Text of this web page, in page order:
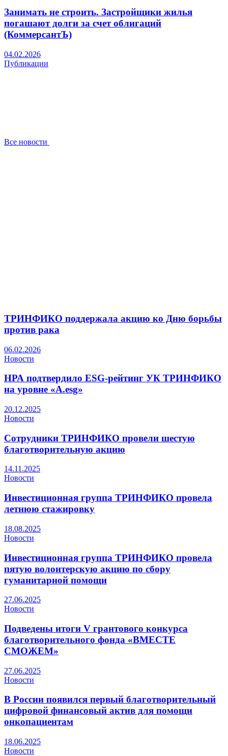
Занимать не строить. Застройщики жилья
погашают долги за счет облигаций
(КоммерсантЪ)
04.02.2026
Публикации
Все новости
ТРИНФИКО поддержала акцию ко Дню борьбы
против рака
06.02.2026
Новости
НРА подтвердило ESG-рейтинг УК ТРИНФИКО
на уровне «A.esg»
20.12.2025
Новости
Сотрудники ТРИНФИКО провели шестую
благотворительную акцию
14.11.2025
Новости
Инвестиционная группа ТРИНФИКО провела
летнюю стажировку
18.08.2025
Новости
Инвестиционная группа ТРИНФИКО провела
пятую волонтерскую акцию по сбору
гуманитарной помощи
27.06.2025
Новости
Подведены итоги V грантового конкурса
благотворительного фонда «ВМЕСТЕ
СМОЖЕМ»
27.06.2025
Новости
В России появился первый благотворительный
цифровой финансовый актив для помощи
онкопациентам
18.06.2025
Новости